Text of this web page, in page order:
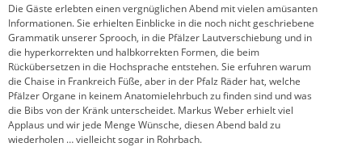
Die Gäste erlebten einen vergnüglichen Abend mit vielen amüsanten
Informationen. Sie erhielten Einblicke in die noch nicht geschriebene
Grammatik unserer Sprooch, in die Pfälzer Lautverschiebung und in
die hyperkorrekten und halbkorrekten Formen, die beim
Rückübersetzen in die Hochsprache entstehen. Sie erfuhren warum
die Chaise in Frankreich Füße, aber in der Pfalz Räder hat, welche
Pfälzer Organe in keinem Anatomielehrbuch zu finden sind und was
die Bibs von der Kränk unterscheidet. Markus Weber erhielt viel
Applaus und wir jede Menge Wünsche, diesen Abend bald zu
wiederholen … vielleicht sogar in Rohrbach.